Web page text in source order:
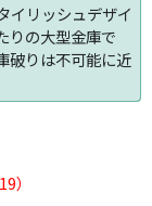
イリッシュデザイ
りの大型金庫で
破りは不可能に近
）